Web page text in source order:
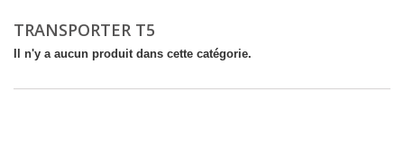
TRANSPORTER T5
Il n'y a aucun produit dans cette catégorie.